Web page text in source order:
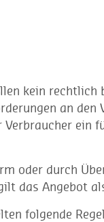
kein rechtlich
an den
ein
oder durch
das Angebot
folgende